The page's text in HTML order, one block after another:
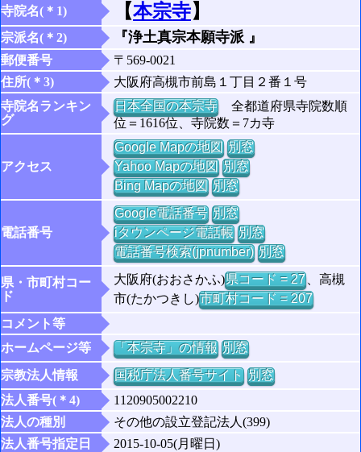
寺院名(＊1) 【本宗寺】
宗派名(＊2) 『浄土真宗本願寺派 』
郵便番号
〒569-0021
住所(＊3)
大阪府高槻市前島１丁目２番１号
寺院名ランキン
グ
日本全国の本宗寺全都道府県寺院数順
位＝1616位、寺院数＝7カ寺
アクセス
Google Mapの地図 別窓
Yahoo Mapの地図 別窓
Bing Mapの地図 別窓
電話番号
Google電話番号 別窓
iタウンページ電話帳 別窓
電話番号検索(jpnumber) 別窓
県・市町村コー
ド
大阪府(おおさかふ)県コード = 27、高槻
市(たかつきし)市町村コード = 207
コメント等
ホームページ等
「本宗寺」の情報 別窓
宗教法人情報
国税庁法人番号サイト 別窓
法人番号(＊4)
1120905002210
法人の種別
その他の設立登記法人(399)
法人番号指定日
2015-10-05(月曜日)